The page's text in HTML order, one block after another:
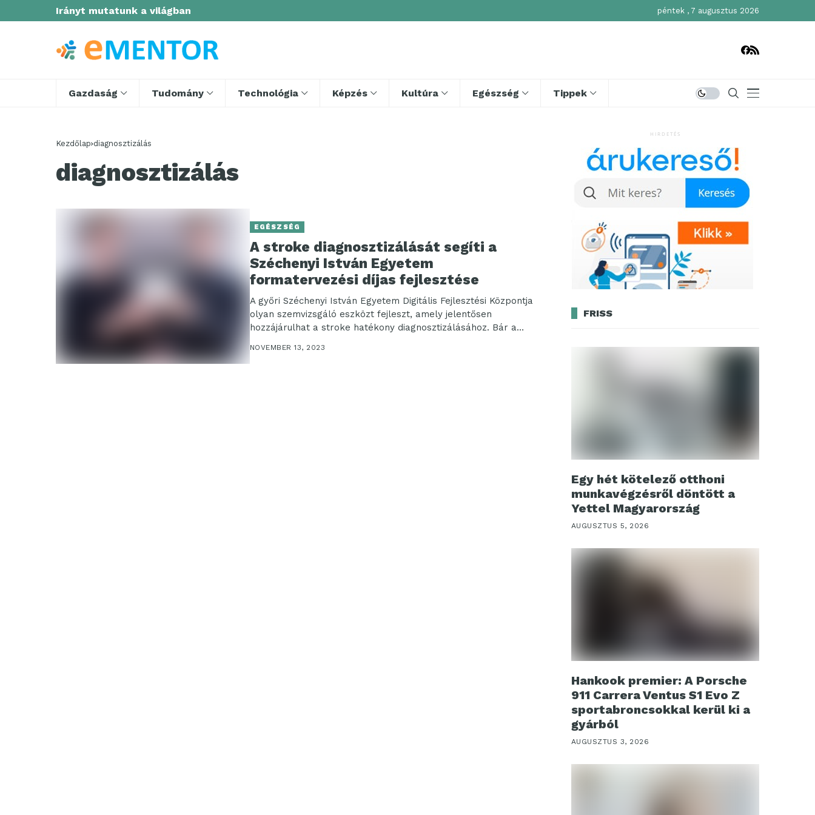
Irányt mutatunk a világban péntek , 7 augusztus 2026
Gazdaság Tudomány Technológia Képzés Kultúra Egészség Tippek
Kezdőlap diagnosztizálás
diagnosztizálás
EGÉSZSÉG
A stroke diagnosztizálását segíti a
Széchenyi István Egyetem
formatervezési díjas fejlesztése
A győri Széchenyi István Egyetem Digitális Fejlesztési Központja
olyan szemvizsgáló eszközt fejleszt, amely jelentősen
hozzájárulhat a stroke hatékony diagnosztizálásához. Bár a
NOVEMBER 13, 2023
HIRDETÉS
FRISS
Egy hét kötelező otthoni
munkavégzésről döntött a
Yettel Magyarország
AUGUSZTUS 5, 2026
Hankook premier: A Porsche
911 Carrera Ventus S1 Evo Z
sportabroncsokkal kerül ki a
gyárból
AUGUSZTUS 3, 2026